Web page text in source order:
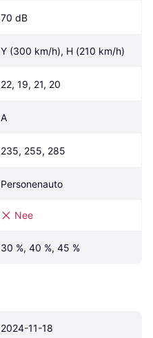
70 dB
Y (300 km/h), H (210 km/h)
22, 19, 21, 20
A
235, 255, 285
Personenauto
Nee
30 %, 40 %, 45 %
2024-11-18